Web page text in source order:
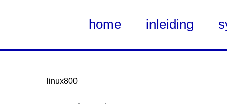
home inleiding
linux800